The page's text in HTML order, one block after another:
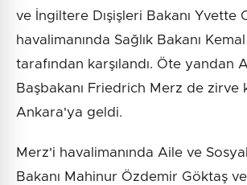
ve İngiltere Dışişleri Bakanı Yvette
havalimanında Sağlık Bakanı
tarafından karşılandı. Öte yandan
Başbakanı Friedrich Merz de zirve
Ankara'ya geldi.
Merz'i havalimanında Aile ve
Bakanı Mahinur Özdemir Göktaş